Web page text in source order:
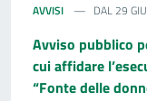
AVVISI DAL 29
Avviso pubblico
cui affidare
“Fonte delle